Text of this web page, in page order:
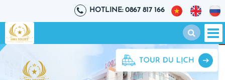
HOTLINE: 0867 817 166